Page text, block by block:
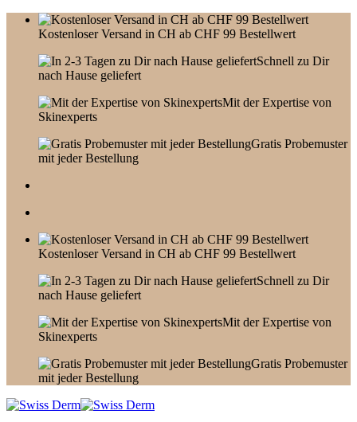
Skip
Kostenloser Versand in CH ab CHF 99 Bestellwert
Schnell zu Dir
nach Hause geliefert
Mit der Expertise von
Skinexperts
Gratis Probemuster
mit jeder Bestellung
Kostenloser Versand in CH ab CHF 99 Bestellwert
Schnell zu Dir
nach Hause geliefert
Mit der Expertise von
Skinexperts
Gratis Probemuster
mit jeder Bestellung